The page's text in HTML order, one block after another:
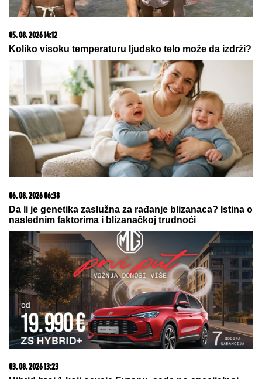
DESET NAJPOPULARNIJIH ŽENSKIH IMENAkoja
Evropljani daju devojčicama u 2026: Prvo mesto sve
iznenadilo, roditelji potpuno promenili favorite
TUŽNE VESTI ZA SRPSKI FUDBAL:
MINA NAUMOVIĆ PROGOVORILA O
PREVARI!Žena Ognjena Amidžića
dobila škakljivo pitanje, pa iskreno
priznala: "To je lakše"
by Aklamator